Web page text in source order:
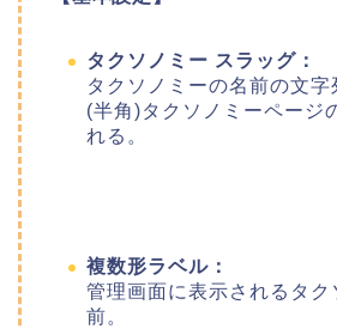
タクソノミー スラッグ：
タクソノミーの名前の文字
(半角)タクソノミーページ
れる。
複数形ラベル：
管理画面に表示されるタク
前。